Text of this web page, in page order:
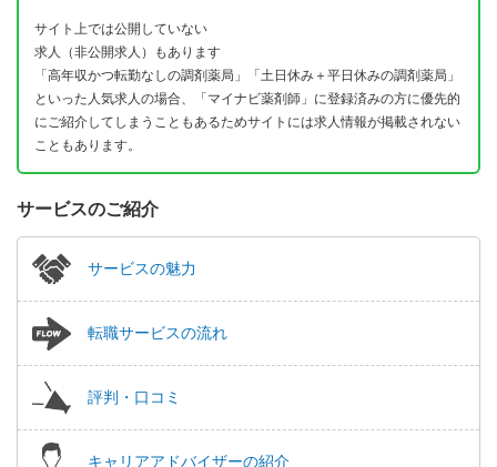
サイト上では公開していない
求人（非公開求人）もあります
「高年収かつ転勤なしの調剤薬局」「土日休み＋平日休みの調剤薬局」
といった人気求人の場合、「マイナビ薬剤師」に登録済みの方に優先的
にご紹介してしまうこともあるためサイトには求人情報が掲載されない
こともあります。
サービスのご紹介
サービスの魅力
転職サービスの流れ
評判・口コミ
キャリアアドバイザーの紹介